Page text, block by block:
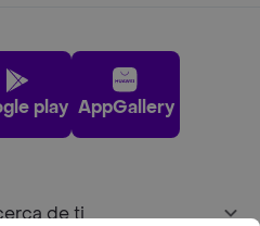
play AppGallery
de ti